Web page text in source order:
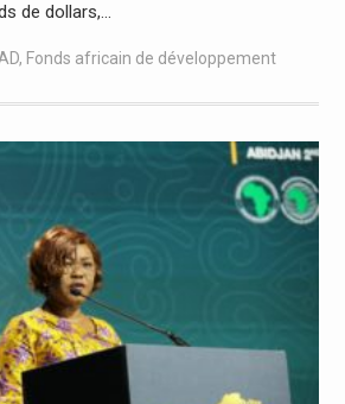
de dollars,…
, Fonds africain de développement